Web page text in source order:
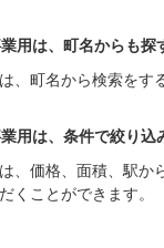
用は、町名からも探
、町名から検索をす
用は、条件で絞り込
、価格、面積、駅
くことができます。